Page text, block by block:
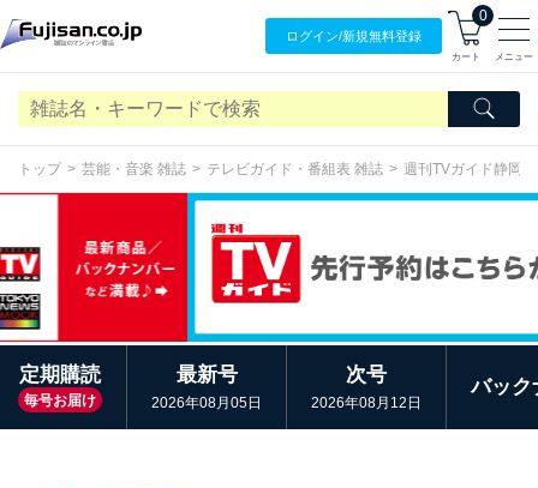
ログイン/新規無料登録
0
カート メニュー
トップ 芸能・音楽 雑誌 テレビガイド・番組表 雑誌 週刊TVガイド静岡版
定期購読
毎号お届け
最新号
2026年08月05日
次号
2026年08月12日
バック